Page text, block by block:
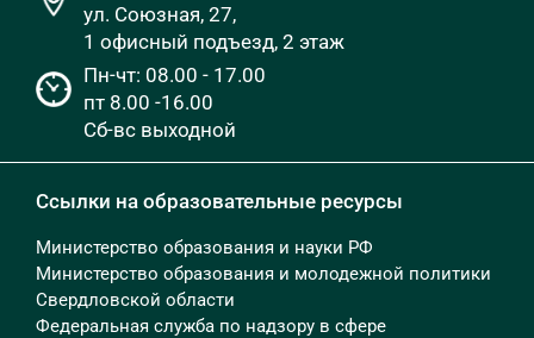
ул. Союзная, 27,
1 офисный подъезд, 2 этаж
Пн-чт: 08.00 - 17.00
пт 8.00 -16.00
Сб-вс выходной
Ссылки на образовательные ресурсы
Министерство образования и науки РФ
Министерство образования и молодежной политики
Свердловской области
Федеральная служба по надзору в сфере